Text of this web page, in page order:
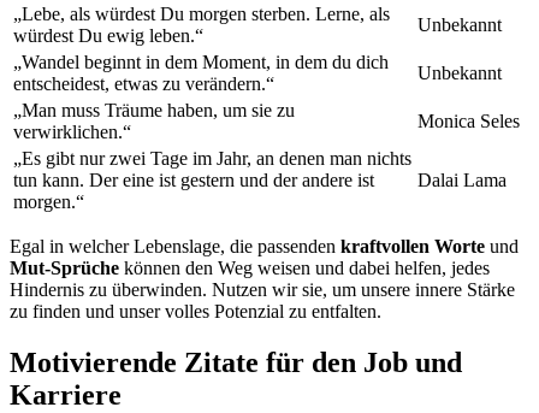
„Lebe, als würdest Du morgen sterben. Lerne, als
würdest Du ewig leben.“
Unbekannt
„Wandel beginnt in dem Moment, in dem du dich
entscheidest, etwas zu verändern.“
Unbekannt
„Man muss Träume haben, um sie zu
verwirklichen.“
Monica Seles
„Es gibt nur zwei Tage im Jahr, an denen man nichts
tun kann. Der eine ist gestern und der andere ist
morgen.“
Dalai Lama
Egal in welcher Lebenslage, die passenden kraftvollen Worte und
Mut-Sprüche können den Weg weisen und dabei helfen, jedes
Hindernis zu überwinden. Nutzen wir sie, um unsere innere Stärke
zu finden und unser volles Potenzial zu entfalten.
Motivierende Zitate für den Job und
Karriere